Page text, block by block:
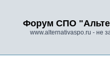
Форум СПО
www.alternativaspo.ru - не